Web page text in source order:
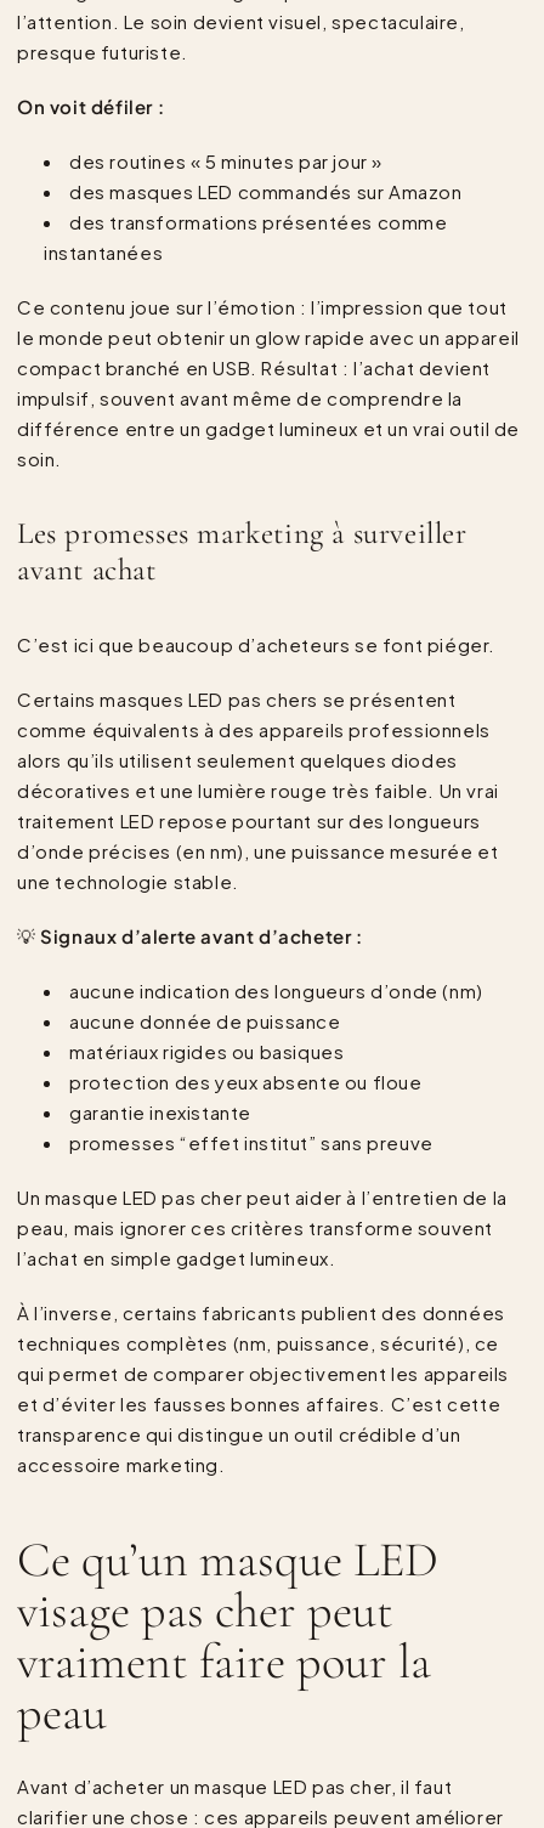
l’attention. Le soin devient visuel, spectaculaire,
presque futuriste.
On voit défiler :
des routines « 5 minutes par jour »
des masques LED commandés sur Amazon
des transformations présentées comme
instantanées
Ce contenu joue sur l’émotion : l’impression que tout
le monde peut obtenir un glow rapide avec un appareil
compact branché en USB. Résultat : l’achat devient
impulsif, souvent avant même de comprendre la
différence entre un gadget lumineux et un vrai outil de
soin.
Les promesses marketing à surveiller
avant achat
C’est ici que beaucoup d’acheteurs se font piéger.
Certains masques LED pas chers se présentent
comme équivalents à des appareils professionnels
alors qu’ils utilisent seulement quelques diodes
décoratives et une lumière rouge très faible. Un vrai
traitement LED repose pourtant sur des longueurs
d’onde précises (en nm), une puissance mesurée et
une technologie stable.
💡Signaux d’alerte avant d’acheter :
aucune indication des longueurs d’onde (nm)
aucune donnée de puissance
matériaux rigides ou basiques
protection des yeux absente ou floue
garantie inexistante
promesses “effet institut” sans preuve
Un masque LED pas cher peut aider à l’entretien de la
peau, mais ignorer ces critères transforme souvent
l’achat en simple gadget lumineux.
À l’inverse, certains fabricants publient des données
techniques complètes (nm, puissance, sécurité), ce
qui permet de comparer objectivement les appareils
et d’éviter les fausses bonnes affaires. C’est cette
transparence qui distingue un outil crédible d’un
accessoire marketing.
Ce qu’un masque LED
visage pas cher peut
vraiment faire pour la
peau
Avant d’acheter un masque LED pas cher, il faut
clarifier une chose : ces appareils peuvent améliorer